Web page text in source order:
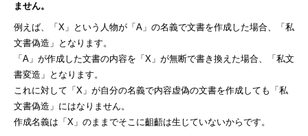
ません。
例えば、「X」という人物が「A」の名義で文書を作成した場合、「私
文書偽造」となります。
「A」が作成した文書の内容を「X」が無断で書き換えた場合、「私文
書変造」となります。
これに対して「X」が自分の名義で内容虚偽の文書を作成しても「私
文書偽造」にはなりません。
作成名義は「X」のままでそこに齟齬は生じていないからです。